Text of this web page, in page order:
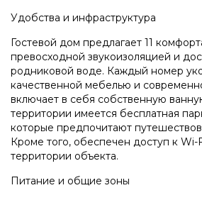
Удобства и инфраструктура
Гостевой дом предлагает 11
превосходной звукоизоляцией и
родниковой воде. Каждый номер
качественной мебелью и
включает в себя собственную
территории имеется бесплатная
которые предпочитают
Кроме того, обеспечен доступ к Wi-
территории объекта.
Питание и общие зоны